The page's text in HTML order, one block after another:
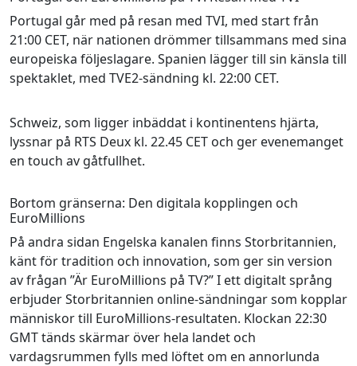
Portugal går med på resan med TVI, med start från
21:00 CET, när nationen drömmer tillsammans med sina
europeiska följeslagare. Spanien lägger till sin känsla till
spektaklet, med TVE2-sändning kl. 22:00 CET.
Schweiz, som ligger inbäddat i kontinentens hjärta,
lyssnar på RTS Deux kl. 22.45 CET och ger evenemanget
en touch av gåtfullhet.
Bortom gränserna: Den digitala kopplingen och
EuroMillions
På andra sidan Engelska kanalen finns Storbritannien,
känt för tradition och innovation, som ger sin version
av frågan ”Är EuroMillions på TV?” I ett digitalt språng
erbjuder Storbritannien online-sändningar som kopplar
människor till EuroMillions-resultaten. Klockan 22:30
GMT tänds skärmar över hela landet och
vardagsrummen fylls med löftet om en annorlunda